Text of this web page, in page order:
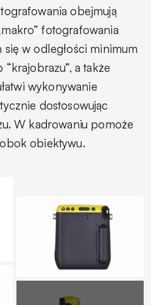
obejmują
fotografowania
w odległości minimum
a także
wykonywanie
dostosowując
W kadrowaniu pomoże
obiektywu.